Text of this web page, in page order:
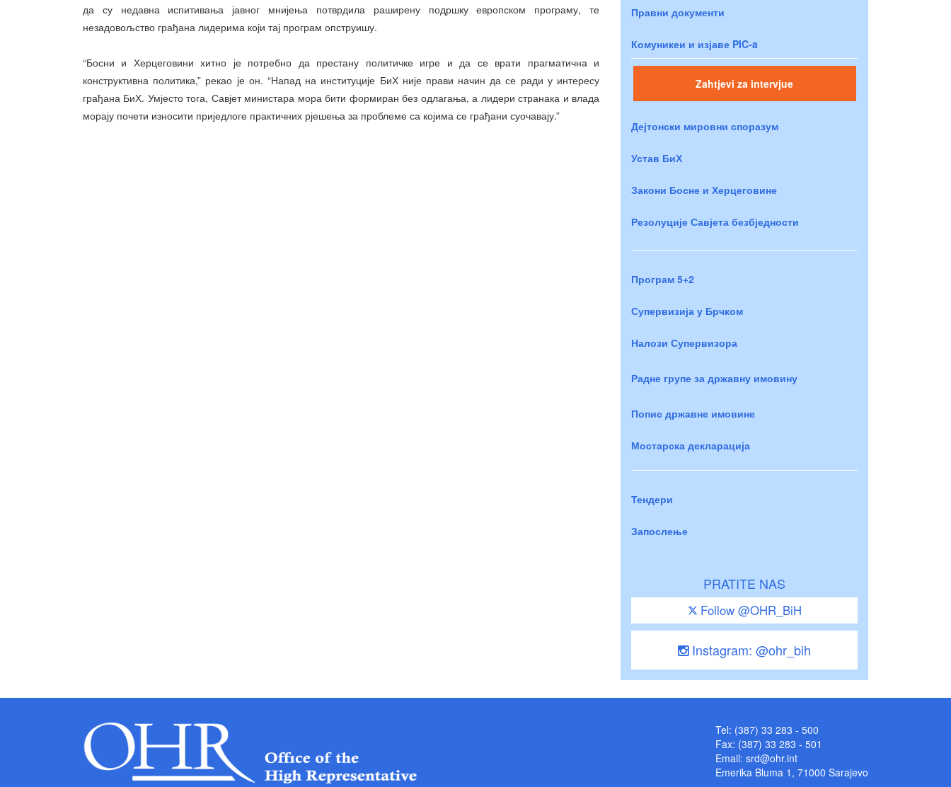
да су недавна испитивања јавног мнијења потврдила раширену подршку европском програму, те
незадовољство грађана лидерима који тај програм опструишу.
“Босни и Херцеговини хитно је потребно да престану политичке игре и да се врати прагматична и
конструктивна политика,” рекао је он. “Напад на институције БиХ није прави начин да се ради у интересу
грађана БиХ. Умјесто тога, Савјет министара мора бити формиран без одлагања, а лидери странака и влада
морају почети износити приједлоге практичних рјешења за проблеме са којима се грађани суочавају.”
Правни документи
Комуникеи и изјаве PIC-a
Zahtjevi za intervjue
Дејтонски мировни споразум
Устав БиХ
Закони Босне и Херцеговине
Резолуције Савјета безбједности
Програм 5+2
Супервизија у Брчком
Налози Супервизора
Радне групе за државну имовину
Попис државне имовине
Мостарска декларација
Тендери
Запослење
PRATITE NAS
Follow @OHR_BiH
Instagram: @ohr_bih
Tel: (387) 33 283 - 500
Fax: (387) 33 283 - 501
Email: srd@ohr.int
Emerika Bluma 1, 71000 Sarajevo